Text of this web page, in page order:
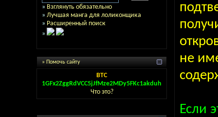
» Взглянуть обязательно
» Лучшая манга для лоликонщика
» Расширенный поиск
»
» Помочь сайту
BTC
1GFx2ZggRdVCC5jJfMze2MDy5FKc1akduh
Что это?
не
Если